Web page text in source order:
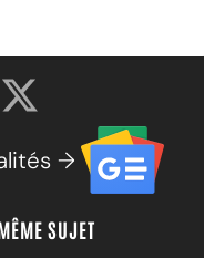
→
SUJET